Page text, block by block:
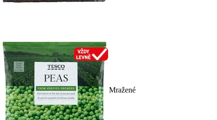
Mražené